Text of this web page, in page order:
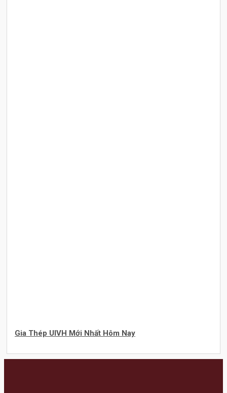
Gia Thép UIVH Mới Nhất Hôm Nay